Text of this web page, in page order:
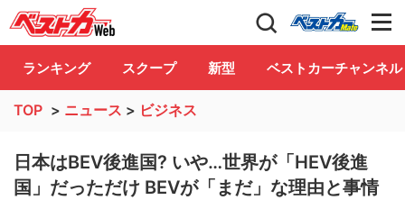
自動車情報誌「ベストカー」 Club
ランキング スクープ 新型 ベストカーチャンネル
TOP > ニュース > ビジネス
日本はBEV後進国? いや…世界が「HEV後進
国」だっただけ BEVが「まだ」な理由と事情